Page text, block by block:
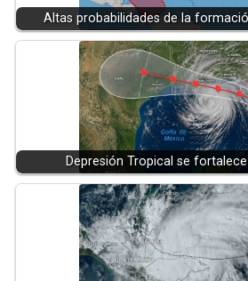
Altas probabilidades de la
Depresión Tropical se